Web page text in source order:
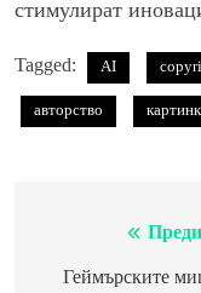
стимулират
Tagged: AI
авторство
Навигация
Геймърските